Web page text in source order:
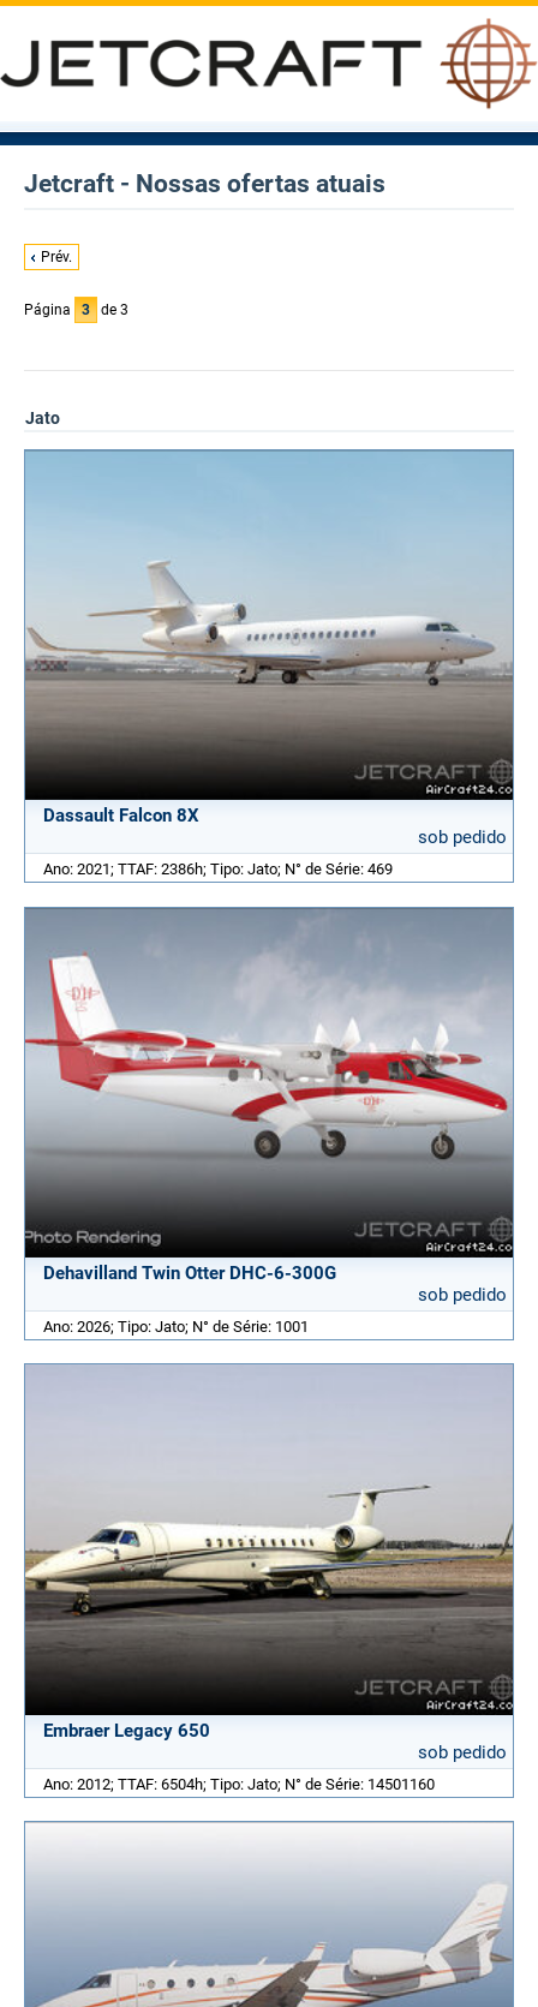
Jetcraft - Nossas ofertas atuais
Prév.
Página 3 de 3
Jato
Dassault Falcon 8X
sob pedido
Ano: 2021; TTAF: 2386h; Tipo: Jato; N° de Série: 469
Dehavilland Twin Otter DHC-6-300G
sob pedido
Ano: 2026; Tipo: Jato; N° de Série: 1001
Embraer Legacy 650
sob pedido
Ano: 2012; TTAF: 6504h; Tipo: Jato; N° de Série: 14501160